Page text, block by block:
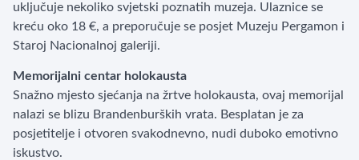
uključuje nekoliko svjetski poznatih muzeja. Ulaznice se
kreću oko 18 €, a preporučuje se posjet Muzeju Pergamon i
Staroj Nacionalnoj galeriji.
Memorijalni centar holokausta
Snažno mjesto sjećanja na žrtve holokausta, ovaj memorijal
nalazi se blizu Brandenburških vrata. Besplatan je za
posjetitelje i otvoren svakodnevno, nudi duboko emotivno
iskustvo.